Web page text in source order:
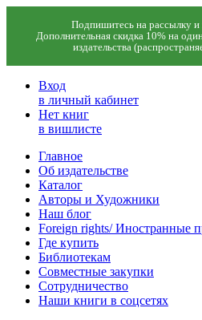
Подпишитесь на рассылку и
Дополнительная скидка 10% на
издательства
Вход
в личный кабинет
Нет книг
в вишлисте
Главное
Об издательстве
Каталог
Авторы и Художники
Наш блог
Foreign rights/ Иностранные
Где купить
Библиотекам
Совместные закупки
Сотрудничество
Наши книги в соцсетях